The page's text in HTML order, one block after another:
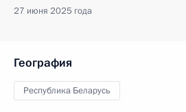
27 июня 2025 года
География
Республика Беларусь